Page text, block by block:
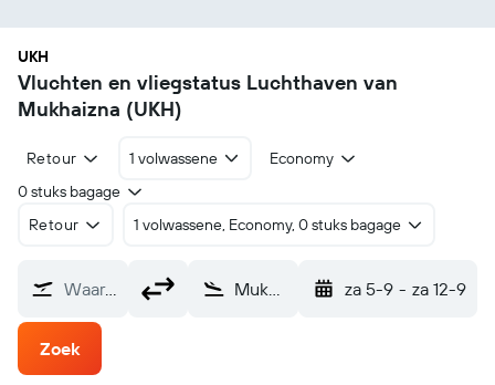
UKH
Vluchten en vliegstatus Luchthaven van
Mukhaizna (UKH)
Retour 1 volwassene
Economy
0 stuks bagage
Retour
1 volwassene, Economy, 0 stuks bagage
Waarvandaan? Mukhaizna (UKH) za 5-9 - za 12-9
Zoek